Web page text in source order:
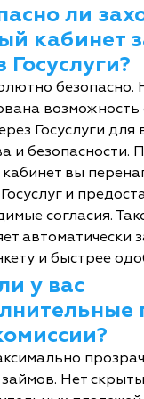
ли
кабинет
Госуслуги?
безопасно.
Госуслуги для
и безопасности.
вы
и
согласия.
автоматически
и быстрее
у вас
Нет